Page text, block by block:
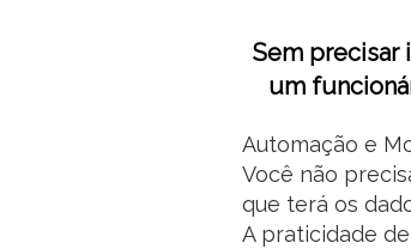
Sem precisar
um
Automação e
Você não
que terá os
A praticidade